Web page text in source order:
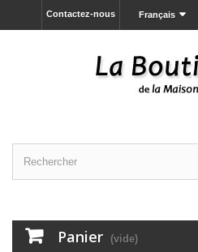
Français
Contactez-nous
Panier (vide)